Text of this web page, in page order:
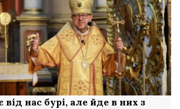
від нас бурі, але йде в них з